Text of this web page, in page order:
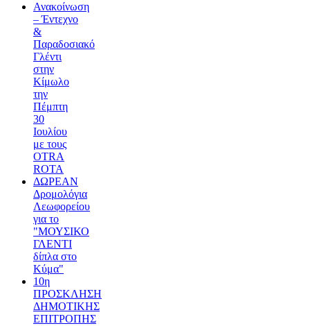
Ανακοίνωση
– Έντεχνο
&
Παραδοσιακό
Γλέντι
στην
Κίμωλο
την
Πέμπτη
30
Ιουλίου
με τους
OTRA
ROTA
ΔΩΡΕΑΝ
Δρομολόγια
Λεωφορείου
για το
"ΜΟΥΣΙΚΟ
ΓΛΕΝΤΙ
δίπλα στο
Κύμα"
10η
ΠΡΟΣΚΛΗΣΗ
ΔΗΜΟΤΙΚΗΣ
ΕΠΙΤΡΟΠΗΣ